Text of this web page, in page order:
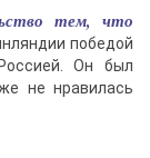
тем, что
победой
Он был
не нравилась